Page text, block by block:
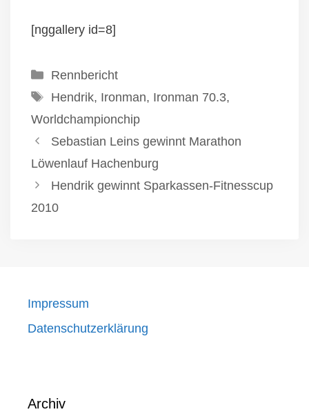
[nggallery id=8]
Kategorien
Rennbericht
Schlagwörter
Hendrik, Ironman, Ironman 70.3,
Worldchampionchip
Sebastian Leins gewinnt Marathon
Löwenlauf Hachenburg
Hendrik gewinnt Sparkassen-Fitnesscup
2010
Impressum
Datenschutzerklärung
Archiv